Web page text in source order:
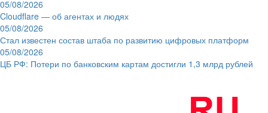
05/08/2026
Cloudflare — об агентах и людях
05/08/2026
Стал известен состав штаба по развитию цифровых платформ
05/08/2026
ЦБ РФ: Потери по банковским картам достигли 1,3 млрд рублей